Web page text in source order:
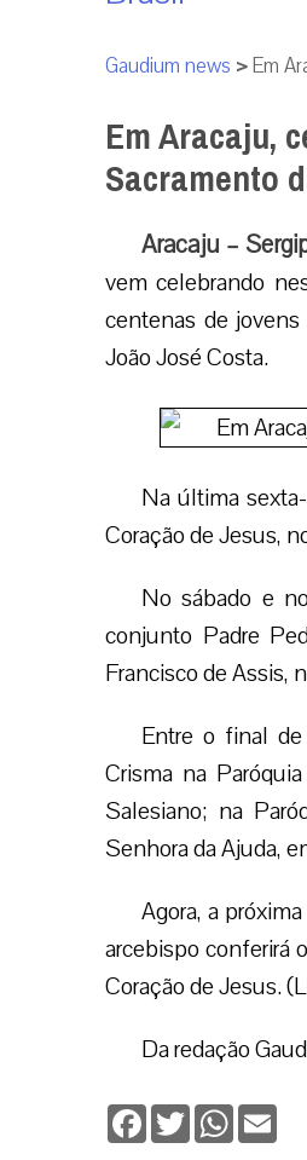
Gaudium news >Em
Em Aracaju,
Sacramento
Aracaju –
vem celebrando
centenas de
João José Costa.
Na última
Coração de Jesus,
No sábado e
conjunto Padre
Francisco de Assis,
Entre o final
Crisma na
Salesiano; na
Senhora da Ajuda,
Agora, a
arcebispo conferirá
Coração de Jesus.
Da redação
Facebook
TwitterWhatsApp